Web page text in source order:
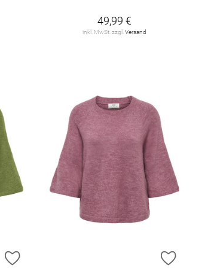
49,99 €
inkl. MwSt. zzgl.Versand
ZUR